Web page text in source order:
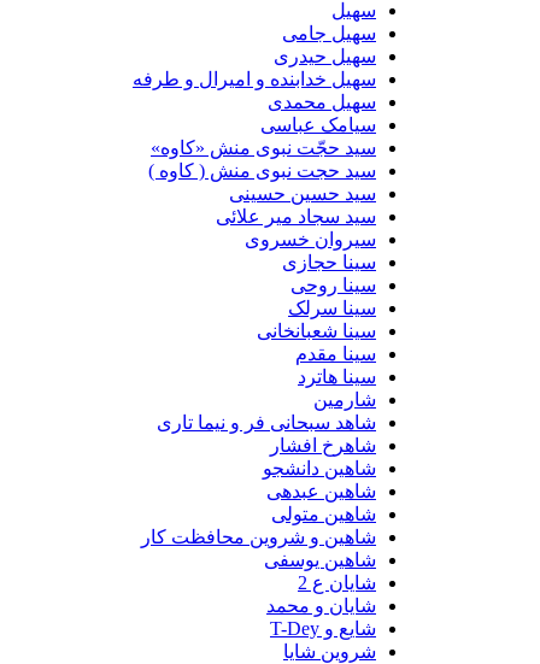
سهیل جامی
سهیل حیدری
سهیل خدابنده و امیرال و طرفه
سهیل محمدی
سیامک عباسی
سید حجّت نبوی منش «کاوه»
سید حجت نبوی منش ( کاوه )
سید حسین حسینى
سید سجاد میر علائی
سیروان خسروی
سینا حجازی
سینا روحی
سینا سرلک
سینا شعبانخانی
سینا مقدم
سینا هاترد
شارمین
شاهد سبحانی فر و نیما تاری
شاهرخ افشار
شاهین دانشجو
شاهین عبدهی
شاهین متولی
شاهین و شروین محافظت کار
شاهین یوسفی
شایان ع 2
شایان و محمد
شایع و T-Dey
شروین شایا